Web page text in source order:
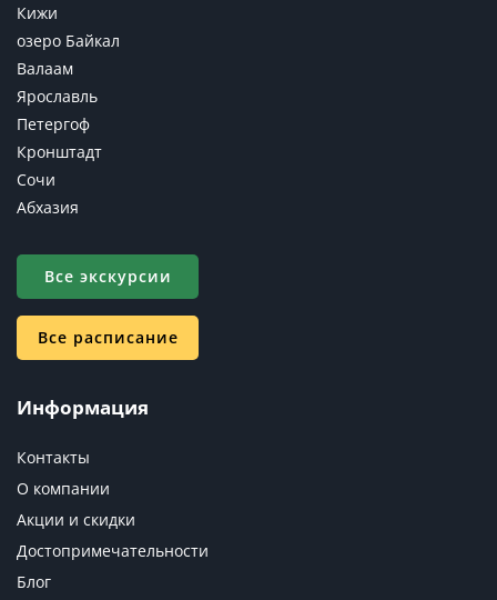
Кижи
озеро Байкал
Валаам
Ярославль
Петергоф
Кронштадт
Сочи
Абхазия
Все экскурсии
Все расписание
Информация
Контакты
О компании
Акции и скидки
Достопримечательности
Блог